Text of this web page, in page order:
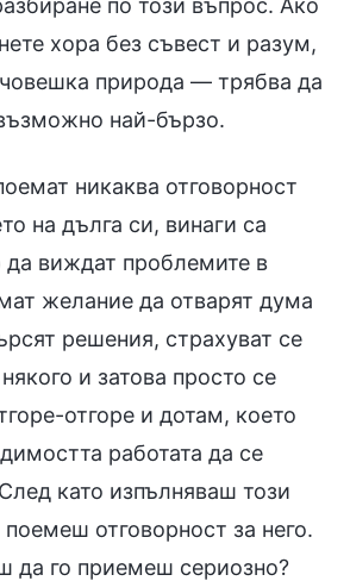
хора без съвест и разум,
природа — трябва да
най-бързо.
никаква отговорност
на дълга си, винаги са
виждат проблемите в
желание да отварят дума
решения, страхуват се
и затова просто се
отгоре и дотам, което
работата да се
като изпълняваш този
отговорност за него.
да го приемеш сериозно?